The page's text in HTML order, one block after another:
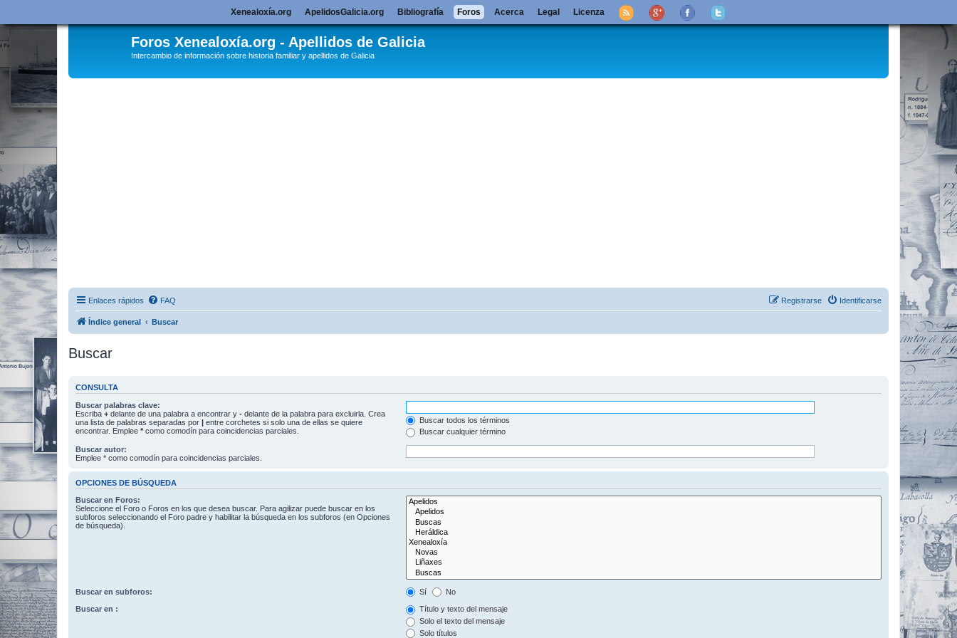
Foros Xenealoxía.org - Apellidos de Galicia
Intercambio de información sobre historia familiar y apellidos de Galicia
Enlaces rápidos FAQ Identificarse
Registrarse
Índice general Buscar
Buscar
CONSULTA
Buscar palabras clave:
Escriba + delante de una palabra a encontrar y - delante de la palabra para excluirla. Crea
una lista de palabras separadas por | entre corchetes si solo una de ellas se quiere
encontrar. Emplee * como comodín para coincidencias parciales.
Buscar todos los términos
Buscar cualquier término
Buscar autor:
Emplee * como comodín para coincidencias parciales.
OPCIONES DE BÚSQUEDA
Buscar en Foros:
Seleccione el Foro o Foros en los que desea buscar. Para agilizar puede buscar en los
subforos seleccionando el Foro padre y habilitar la búsqueda en los subforos (en Opciones
de búsqueda).
Buscar en subforos: Sí No
Buscar en :
Título y texto del mensaje
Solo el texto del mensaje
Solo títulos
Xenealoxía.org ApelidosGalicia.org Bibliografía Foros Acerca Legal Licenza